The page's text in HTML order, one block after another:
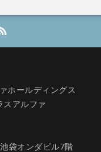
ホールディングス
スアルファ
袋オンダビル7階